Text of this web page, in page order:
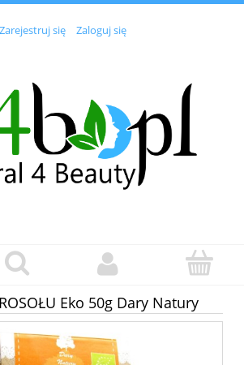
Zarejestruj się Zaloguj się
Eko 50g Dary Natury